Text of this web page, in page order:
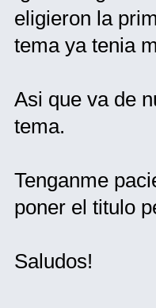
eligieron la
tema ya tenia
Asi que va de
tema.
Tenganme
poner el titulo
Saludos!